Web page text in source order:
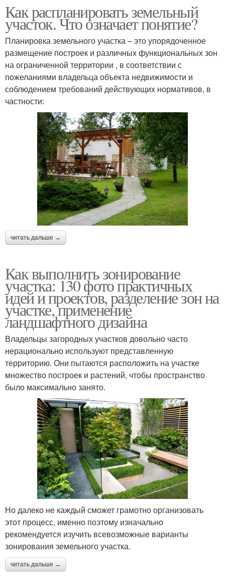
Как распланировать земельный
участок. Что означает понятие?
Планировка земельного участка – это упорядоченное
размещение построек и различных функциональных зон
на ограниченной территории , в соответствии с
пожеланиями владельца объекта недвижимости и
соблюдением требований действующих нормативов, в
частности:
читать дальше →
Как выполнить зонирование
участка: 130 фото практичных
идей и проектов, разделение зон на
участке, применение
ландшафтного дизайна
Владельцы загородных участков довольно часто
нерационально используют представленную
территорию. Они пытаются расположить на участке
множество построек и растений, чтобы пространство
было максимально занято.
Но далеко не каждый сможет грамотно организовать
этот процесс, именно поэтому изначально
рекомендуется изучить всевозможные варианты
зонирования земельного участка.
читать дальше →